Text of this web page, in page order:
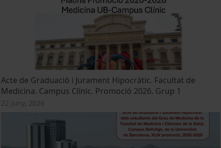
Acte de Graduació i Jurament Hipocràtic. Facultat de
Medicina. Campus Clínic. Promoció 2026. Grup 1
22 juny, 2026